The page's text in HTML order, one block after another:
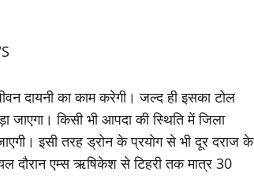
दायनी का काम करेगी। जल्द ही इसका टोल
किसी भी आपदा की स्थिति में जिला
इसी तरह ड्रोन के प्रयोग से भी दूर दराज के
दौरान एम्स ऋषिकेश से टिहरी तक मात्र 30